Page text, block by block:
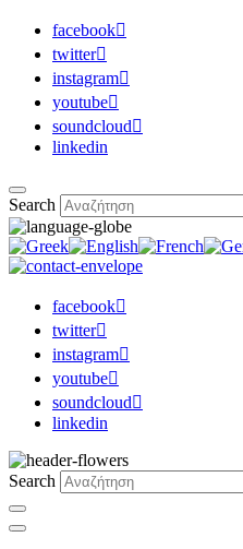
facebook
twitter
instagram
youtube
soundcloud
linkedin
Search
facebook
twitter
instagram
youtube
soundcloud
linkedin
Search